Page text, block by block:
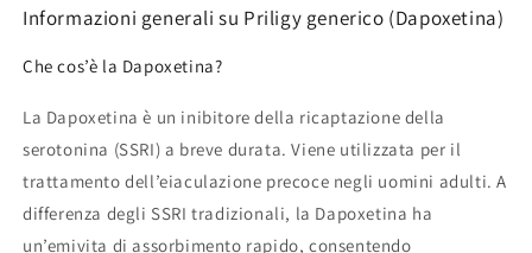
Informazioni generali su Priligy generico (Dapoxetina)
Che cos’è la Dapoxetina?
La Dapoxetina è un inibitore della ricaptazione della
serotonina (SSRI) a breve durata. Viene utilizzata per il
trattamento dell’eiaculazione precoce negli uomini adulti. A
differenza degli SSRI tradizionali, la Dapoxetina ha
un’emivita di assorbimento rapido, consentendo